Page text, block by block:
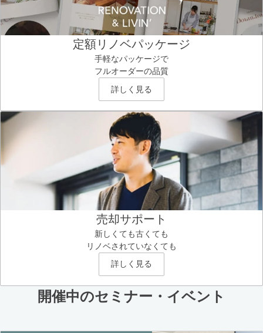
定額リノベパッケージ
手軽なパッケージで
フルオーダーの品質
詳しく見る
売却サポート
新しくても古くても
リノベされていなくても
詳しく見る
開催中のセミナー・イベント